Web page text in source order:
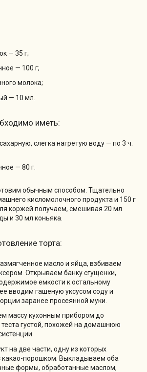
— 35 г;
— 100 г;
молока;
— 10 мл.
иметь:
слегка нагретую воду — по 3 ч.
— 80 г.
обычным способом. Тщательно
кисломолочного продукта и 150 г
коржей получаем, смешивая 20 мл
и 30 мл коньяка.
торта:
масло и яйца, взбиваем
Открываем банку сгущенки,
емкости к остальному
вводим гашеную уксусом соду и
заранее просеянной муки.
массу кухонным прибором до
густой, похожей на домашнюю
на две части, одну из которых
порошком. Выкладываем оба
формы, обработанные маслом,